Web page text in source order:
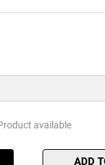
available
ADD